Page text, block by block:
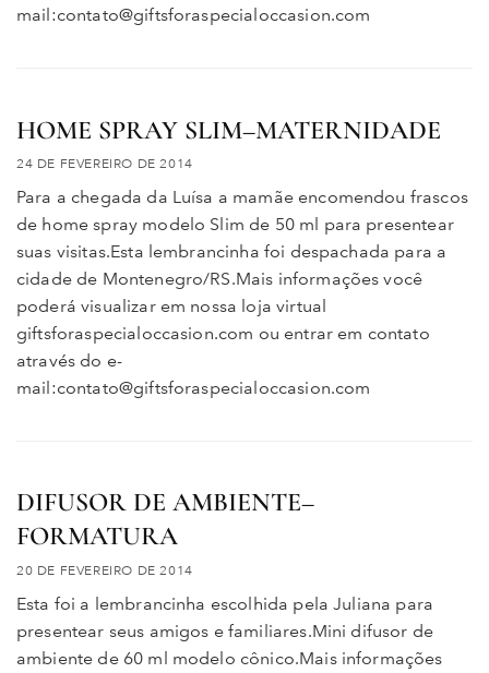
mail:contato@giftsforaspecialoccasion.com
HOME SPRAY SLIM–MATERNIDADE
24 DE FEVEREIRO DE 2014
Para a chegada da Luísa a mamãe encomendou frascos
de home spray modelo Slim de 50 ml para presentear
suas visitas.Esta lembrancinha foi despachada para a
cidade de Montenegro/RS.Mais informações você
poderá visualizar em nossa loja virtual
giftsforaspecialoccasion.com ou entrar em contato
através do e-
mail:contato@giftsforaspecialoccasion.com
DIFUSOR DE AMBIENTE–
FORMATURA
20 DE FEVEREIRO DE 2014
Esta foi a lembrancinha escolhida pela Juliana para
presentear seus amigos e familiares.Mini difusor de
ambiente de 60 ml modelo cônico.Mais informações